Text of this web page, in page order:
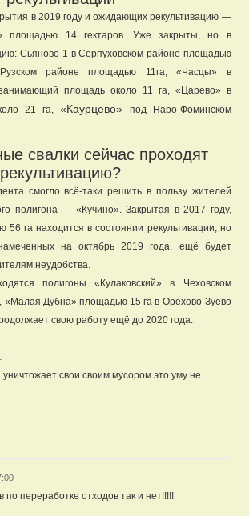
в 2019 году и ожидающих рекультивацию —
площадью 14 гектаров. Уже закрыты, но в
Сьяново-1 в Серпуховском районе площадью
районе площадью 11га, «Часцы» в
площадь около 11 га, «Царево» в
21 га,«Каурцево» под Наро-Фоминском
свалки сейчас проходят
рекультивацию?
смогло всё-таки решить в пользу жителей
полигона — «Кучино». Закрытая в 2017 году,
56 га находится в состоянии рекультивации, но
на октябрь 2019 года, ещё будет
неудобства.
полигоны «Кулаковский» в Чеховском
«Малая Дубна» площадью 15 га в Орехово-Зуево
свою работу ещё до 2020 года.
свои своим мусором это уму не
переработке отходов так и нет!!!!!